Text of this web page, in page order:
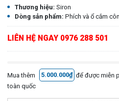
Thương hiệu: Siron
Dòng sản phẩm: Phích và ổ cắm
LIÊN HỆ NGAY 0976 288 501
Mua thêm 5.000.000₫ để được miễn
toàn quốc